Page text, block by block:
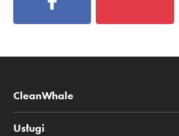
CleanWhale
Usługi